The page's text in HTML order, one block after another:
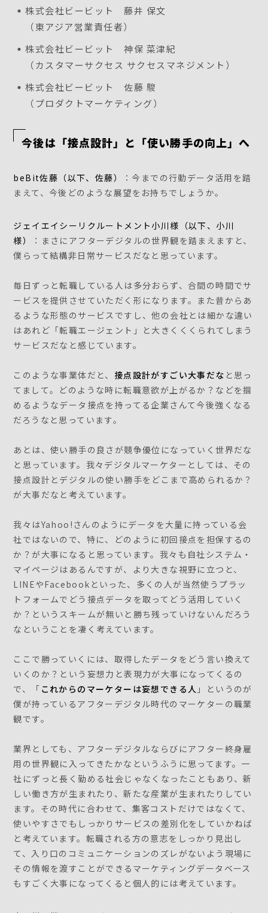
株式会社ビービット 藤井 保文
（東アジア営業責任者）
株式会社ビービット 神保 菜津紀
（カスタマーサクセス サクセスマネジメント）
株式会社ビービット 佐藤 駿
（プロダクトマーケティング）
今後は「接点設計」と「使い勝手の向上」へ
beBit佐藤（以下、佐藤）
：今までの行動データ活用を踏
まえて、今後どのような展望をお持ちでしょうか。
ジェイエイシーリクルートメント小川様（以下、小川
様）
：まさにアフターデジタルの世界観を踏まえますと、
僕らって結構非日常サービスだなと思っています。
毎日ずっと転職している人は多分おらず、合間の時間でサ
ービスを提供させていただく形になります。また昔からあ
るような形態のサービスですし、他の会社とは細かな違い
はあれど「転職エージェント」と大きくくくられてしまう
サービスだなと感じています。
このような事業体だと、 接点設計がすごい大事だな と思っ
てまして。どのような時に転職意欲が上がるか？などを掴
めるようなデータ接点を持ってる企業さんて今後強くなる
だろうなと思っています。
あとは、使い勝手の良さが競争優位になっていく世界だな
と思っています。我々デジタルマーケターとしては、その
接点設計とデジタルの使い勝手をどこまで高められるか？
が大事だなと考えています。
我々はYahoo!さんのようにデータを大量に持っている会
社ではないので、特に、どのように初回接点を担保するの
か？が大事になると思っています。我々も自社システム・
マイページはあるんですが、より大きな視野に立つと、
LINEやFacebookといった、多くの人が当然使うプラッ
トフォームでどう接点データを取ってどう活用していく
か？というスキームが無いと勝ち残っていけないんだろう
なということを凄く考えています。
ここで勝っていくには、取得したデータをどう言い換えて
いくのか？という妄想力と表現力が大事になってくるの
で、「 これからのマーケターは妄想できる人 」というのが
僕が持っているアフターデジタル時代のマーケターの職業
観です。
業界としても、アフターデジタルならびにアフター終身雇
用の世界観に入ってきたかなというふうに思ってます。一
社にずっと長く勤める社会じゃなくなったこともあり、新
しい働き方が生まれたり、新たな産業が生まれたりしてい
ます。その時代に合わせて、集客コストだけではなくて、
使いやすさでもしっかりサービスの差別化をしていかねば
と考えています。転職される方の意志をしっかり見出し
て、入り口のコミュニケーションのズレがないよう現場に
その情報を渡すことができるマーケティングデータベース
もすごく大事になってくると個人的には考えています。